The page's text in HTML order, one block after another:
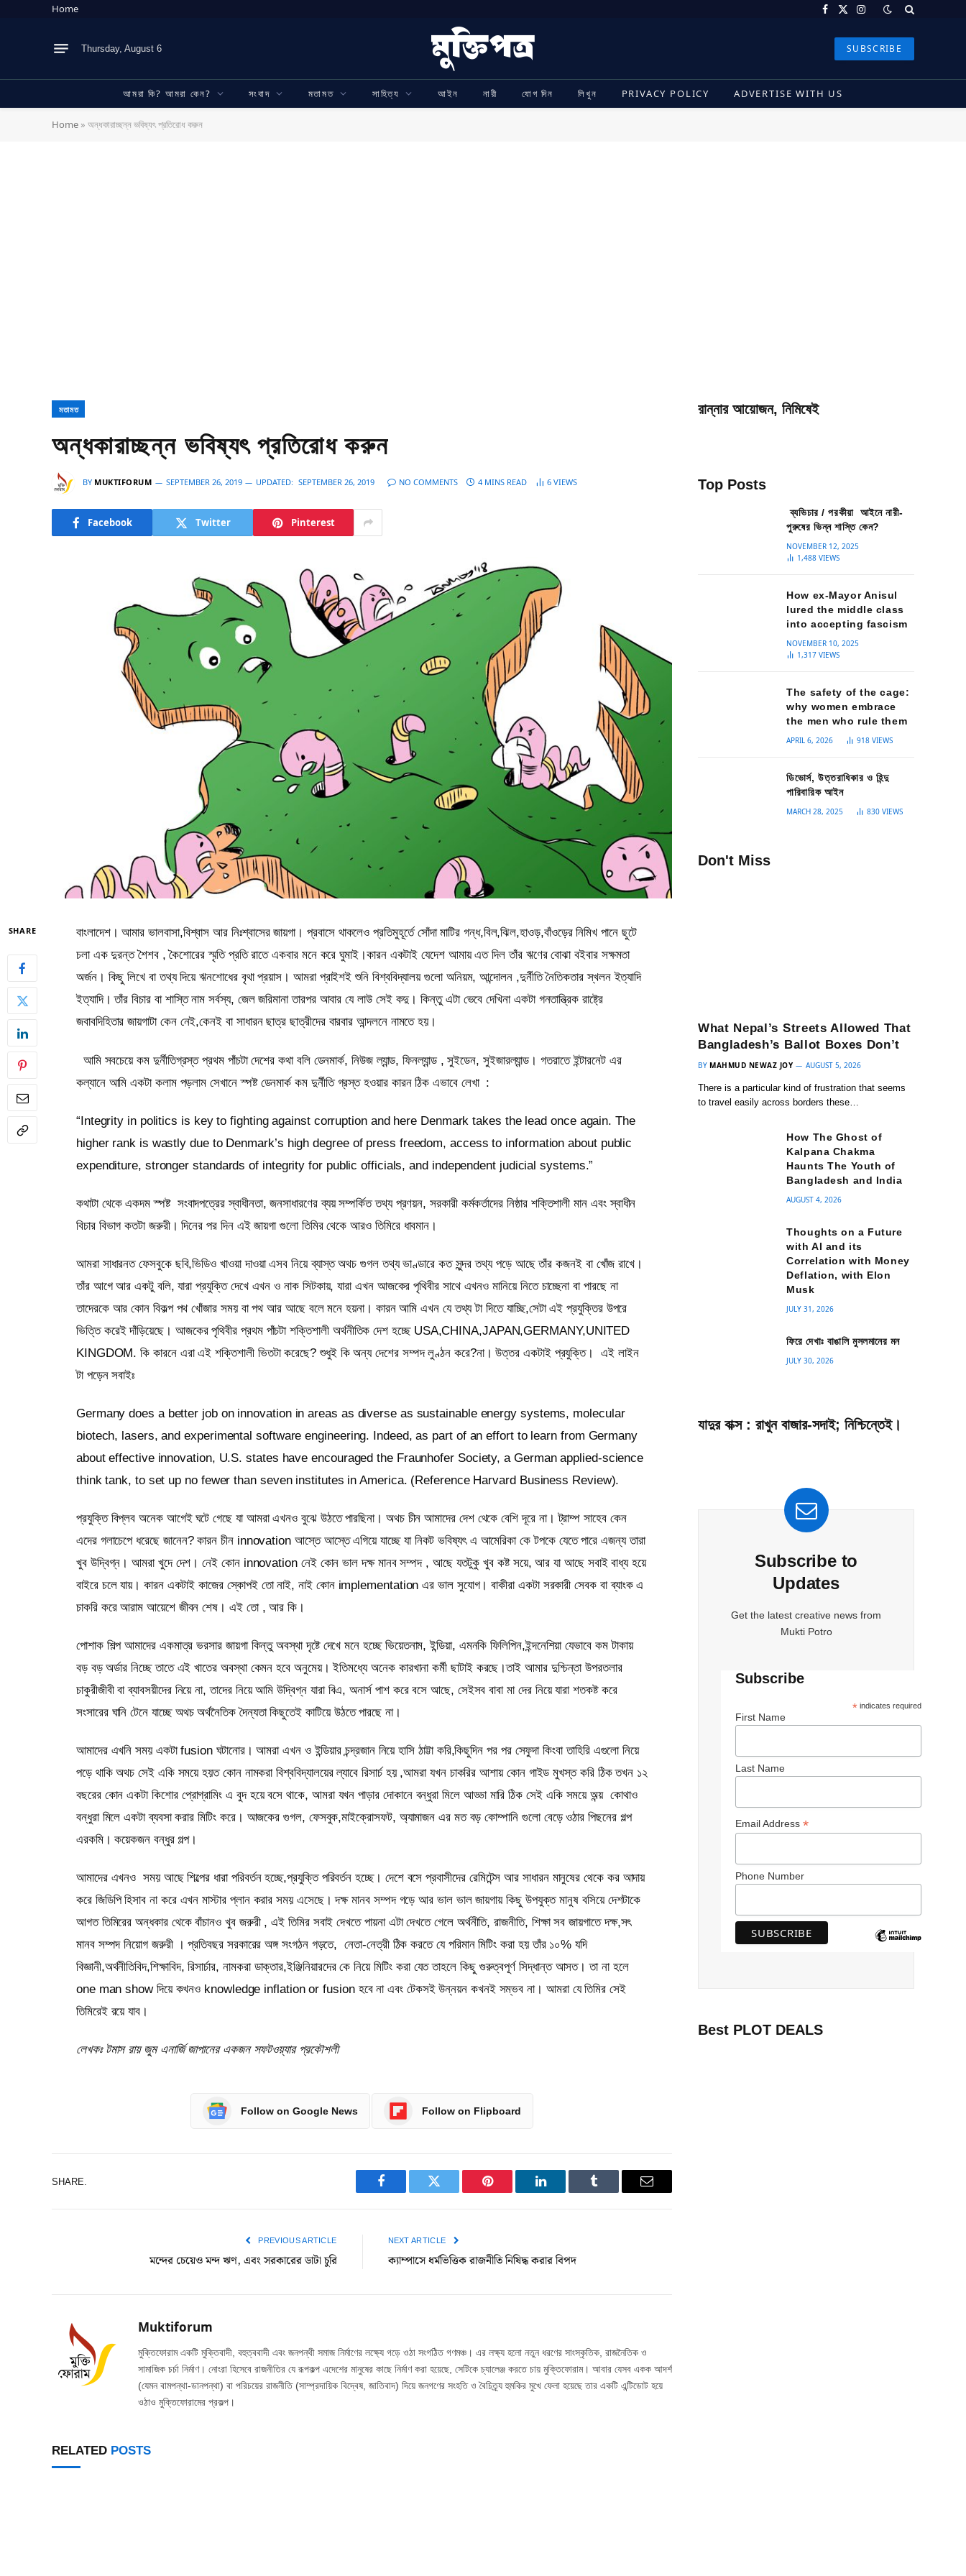
Home Facebook
X
Instagram
Thursday, August 6 SUBSCRIBE
আমরা কি? আমরা কেন? সংবাদ মতামত সাহিত্য আইন নারী যোগ দিন লিখুন PRIVACY POLICY ADVERTISE WITH US
Home » অন্ধকারাচ্ছন্ন ভবিষ্যৎ প্রতিরোধ করুন
মতামত
অন্ধকারাচ্ছন্ন ভবিষ্যৎ প্রতিরোধ করুন
BY MUKTIFORUM SEPTEMBER 26, 2019 UPDATED: SEPTEMBER 26, 2019 NO COMMENTS 4 MINS READ 6 VIEWS
Facebook Twitter Pinterest
SHARE
বাংলাদেশ। আমার ভালবাসা,বিশ্বাস আর নিঃশ্বাসের জায়গা। প্রবাসে থাকলেও প্রতিমুহূর্তে সোঁদা মাটির গন্ধ,বিল,ঝিল,হাওড়,বাঁওড়ের নিমিখ পানে ছুটে
চলা এক দুরন্ত শৈশব , কৈশোরের স্মৃতি প্রতি রাতে একবার মনে করে ঘুমাই।কারন একটাই যেদেশ আমায় এত দিল তাঁর ঋণের বোঝা বইবার সক্ষমতা
অর্জন। কিছু লিখে বা তথ্য দিয়ে ঋনশোধের বৃথা প্রয়াস। আমরা প্রাইশই শুনি বিশ্ববিদ্যালয় গুলো অনিয়ম, আন্দোলন ,দুর্নীতি নৈতিকতার স্খলন ইত্যাদি
ইত্যাদি। তাঁর বিচার বা শাস্তি নাম সর্বস্য, জেল জরিমানা তারপর আবার যে লাউ সেই কদু। কিন্তু এটা ভেবে দেখিনা একটা গনতান্ত্রিক রাষ্ট্রে
জবাবদিহিতার জায়গাটা কেন নেই,কেনই বা সাধারন ছাত্র ছাত্রীদের বারবার আন্দলনে নামতে হয়।
আমি সবচেয়ে কম দুর্নীতিগ্রস্ত প্রথম পাঁচটা দেশের কথা বলি ডেনমার্ক, নিউজ ল্যান্ড, ফিনল্যান্ড , সুইডেন, সুইজারল্যান্ড। গতরাতে ইন্টারনেট এর
কল্যানে আমি একটা কলাম পড়লাম সেখানে স্পষ্ট ডেনমার্ক কম দুর্নীতি গ্রস্ত হওয়ার কারন ঠিক এভাবে লেখা :
“Integrity in politics is key to fighting against corruption and here Denmark takes the lead once again. The
higher rank is wastly due to Denmark’s high degree of press freedom, access to information about public
expenditure, stronger standards of integrity for public officials, and independent judicial systems.”
কথাটা থেকে একদম স্পষ্ট সংবাদপত্রের স্বাধীনতা, জনসাধারণের ব্যয় সম্পর্কিত তথ্য প্রণয়ন, সরকারী কর্মকর্তাদের নিষ্ঠার শক্তিশালী মান এবং স্বাধীন
বিচার বিভাগ কতটা জরুরী। দিনের পর দিন এই জায়গা গুলো তিমির থেকে আরও তিমিরে ধাবমান।
আমরা সাধারনত ফেসবুকে ছবি,ভিডিও খাওয়া দাওয়া এসব নিয়ে ব্যাস্ত অথচ গুগল তথ্য ভাণ্ডারে কত সুন্দর তথ্য পড়ে আছে তাঁর কজনই বা খোঁজ রাখে।
তাঁর আগে আর একটু বলি, যারা প্রযুক্তি দেখে এখন ও নাক সিটকায়, যারা এখন আজকের পৃথিবীর সাথে এখনও মানিয়ে নিতে চাচ্ছেনা বা পারছে না
তাদেরকে আর কোন বিকল্প পথ খোঁজার সময় বা পথ আর আছে বলে মনে হয়না। কারন আমি এখন যে তথ্য টা দিতে যাচ্ছি,সেটা এই প্রযুক্তির উপরে
ভিত্তি করেই দাঁড়িয়েছে। আজকের পৃথিবীর প্রথম পাঁচটা শক্তিশালী অর্থনীতিক দেশ হচ্ছে USA,CHINA,JAPAN,GERMANY,UNITED
KINGDOM. কি কারনে এরা এই শক্তিশালী ভিতটা করেছে? শুধুই কি অন্য দেশের সম্পদ লুণ্ঠন করে?না। উত্তর একটাই প্রযুক্তি।
এই লাইন
টা পড়েন সবাইঃ
Germany does a better job on innovation in areas as diverse as sustainable energy systems, molecular
biotech, lasers, and experimental software engineering. Indeed, as part of an effort to learn from Germany
about effective innovation, U.S. states have encouraged the Fraunhofer Society, a German applied-science
think tank, to set up no fewer than seven institutes in America. (Reference Harvard Business Review).
প্রযুক্তি বিপ্লব অনেক আগেই ঘটে গেছে যা আমরা এখনও বুঝে উঠতে পারছিনা। অথচ চীন আমাদের দেশ থেকে বেশি দূরে না। ট্রাম্প সাহেব কেন
এদের গলাচেপে ধরেছে জানেন? কারন চীন innovation আস্তে আস্তে এগিয়ে যাচ্ছে যা নিকট ভবিষ্যৎ এ আমেরিকা কে টপকে যেতে পারে এজন্য তারা
খুব উদ্বিগ্ন। আমরা খুদে দেশ। নেই কোন innovation নেই কোন ভাল দক্ষ মানব সম্পদ , আছে যতটুকু খুব কষ্ট সয়ে, আর যা আছে সবাই বাধ্য হয়ে
বাইরে চলে যায়। কারন একটাই কাজের স্কোপই তো নাই, নাই কোন implementation এর ভাল সুযোগ। বাকীরা একটা সরকারী সেবক বা ব্যাংক এ
চাকরি করে আরাম আয়েশে জীবন শেষ। এই তো , আর কি।
পোশাক শিল্প আমাদের একমাত্র ভরসার জায়গা কিন্তু অবস্থা দৃষ্টে দেখে মনে হচ্ছে ভিয়েতনাম, ইন্ডিয়া, এমনকি ফিলিপিন,ইন্দনেশিয়া যেভাবে কম টাকায়
বড় বড় অর্ডার নিচ্ছে তাতে এই খাতের অবস্থা কেমন হবে অনুমেয়। ইতিমধ্যে অনেক কারখানা কর্মী ছাটাই করছে।তাই আমার দুশ্চিন্তা উপরতলার
চাকুরীজীবী বা ব্যাবসয়ীদের নিয়ে না, তাদের নিয়ে আমি উদ্বিগ্ন যারা বিএ, অনার্স পাশ করে বসে আছে, সেইসব বাবা মা দের নিয়ে যারা শতকষ্ট করে
সংসারের ঘানি টেনে যাচ্ছে অথচ অর্থনৈতিক দৈন্যতা কিছুতেই কাটিয়ে উঠতে পারছে না।
আমাদের এখনি সময় একটা fusion ঘটানোর। আমরা এখন ও ইন্ডিয়ার চন্দ্রজান নিয়ে হাসি ঠাট্টা করি,কিছুদিন পর পর সেফুদা কিংবা তাহিরি এগুলো নিয়ে
পড়ে থাকি অথচ সেই একি সময়ে হয়ত কোন নামকরা বিশ্ববিদ্যালয়ের ল্যাবে রিসার্চ হয় ,আমরা যখন চাকরির আশায় কোন গাইড মুখস্ত করি ঠিক তখন ১২
বছরের কোন একটা কিশোর প্রোগ্রামিং এ বুদ হয়ে বসে থাকে, আমরা যখন পাড়ার দোকানে বন্ধুরা মিলে আড্ডা মারি ঠিক সেই একি সময়ে অন্য় কোথাও
বন্ধুরা মিলে একটা ব্যবসা করার মিটিং করে। আজকের গুগল, ফেসবুক,মাইক্রোসফট, অ্যামাজন এর মত বড় কোম্পানি গুলো বেড়ে ওঠার পিছনের গল্প
এরকমি। কয়েকজন বন্ধুর গল্প।
আমাদের এখনও সময় আছে শিল্পের ধারা পরিবর্তন হচ্ছে,প্রযুক্তি পরিবর্তন হচ্ছে। দেশে বসে প্রবাসীদের রেমিটেন্স আর সাধারন মানুষের থেকে কর আদায়
করে জিডিপি হিসাব না করে এখন মাস্টার প্লান করার সময় এসেছে। দক্ষ মানব সম্পদ গড়ে আর ভাল ভাল জায়গায় কিছু উপযুক্ত মানুষ বসিয়ে দেশটাকে
আগত তিমিরের অন্ধকার থেকে বাঁচানও খুব জরুরী , এই তিমির সবাই দেখতে পায়না এটা দেখতে গেলে অর্থনীতি, রাজনীতি, শিক্ষা সব জায়গাতে দক্ষ,সৎ
মানব সম্পদ নিয়োগ জরুরী । প্রতিবছর সরকারের অঙ্গ সংগঠন গড়তে, নেতা-নেত্রী ঠিক করতে যে পরিমান মিটিং করা হয় তাঁর ১০% যদি
বিজ্ঞানী,অর্থনীতিবিদ,শিক্ষাবিদ, রিসার্চার, নামকরা ডাক্তার,ইঞ্জিনিয়ারদের কে নিয়ে মিটিং করা যেত তাহলে কিছু গুরুত্বপূর্ণ সিদ্ধান্ত আসত। তা না হলে
one man show দিয়ে কখনও knowledge inflation or fusion হবে না এবং টেকসই উন্নয়ন কখনই সম্ভব না। আমরা যে তিমির সেই
তিমিরেই রয়ে যাব।
লেখকঃ টমাস রায় জুম এনার্জি জাপানের একজন সফটওয়্যার প্রকৌশলী
Follow on Google News Follow on Flipboard
SHARE.
Facebook Twitter Pinterest LinkedIn Tumblr Email
PREVIOUS ARTICLE
মন্দের চেয়েও মন্দ ঋণ, এবং সরকারের ডাটা চুরি
NEXT ARTICLE
ক্যাম্পাসে ধর্মভিত্তিক রাজনীতি নিষিদ্ধ করার বিপদ
Muktiforum
মুক্তিফোরাম একটি মুক্তিবাদী, বহুত্ববাদী এবং জনপন্থী সমাজ নির্মাণের লক্ষ্যে গড়ে ওঠা সংগঠিত গণমঞ্চ। এর লক্ষ্য হলো নতুন ধরণের সাংস্কৃতিক, রাজনৈতিক ও
সামাজিক চর্চা নির্মাণ। নোংরা হিসেবে রাজনীতির যে রূপকল্প এদেশের মানুষের কাছে নির্মাণ করা হয়েছে, সেটিকে চ্যালেঞ্জ করতে চায় মুক্তিফোরাম। আবার যেসব একক আদর্শ
(যেমন বামপন্থা-ডানপন্থা) বা পরিচয়ের রাজনীতি (সাম্প্রদায়িক বিদ্বেষ, জাতিবাদ) দিয়ে জনগণের সংহতি ও বৈচিত্র্য হুমকির মুখে ফেলা হয়েছে তার একটি এন্টিডোট হয়ে
ওঠাও মুক্তিফোরামের প্রকল্প।
RELATED POSTS
রান্নার আয়োজন, নিমিষেই
Top Posts
ব্যভিচার / পরকীয়া আইনে নারী-
পুরুষের ভিন্ন শাস্তি কেন?
NOVEMBER 12, 2025
1,488VIEWS
How ex-Mayor Anisul
lured the middle class
into accepting fascism
NOVEMBER 10, 2025
1,317VIEWS
The safety of the cage:
why women embrace
the men who rule them
APRIL 6, 2026 918VIEWS
ডিভোর্স, উত্তরাধিকার ও হিন্দু
পারিবারিক আইন
MARCH 28, 2025 830VIEWS
Don't Miss
What Nepal’s Streets Allowed That
Bangladesh’s Ballot Boxes Don’t
BY MAHMUD NEWAZ JOY AUGUST 5, 2026
There is a particular kind of frustration that seems
to travel easily across borders these…
How The Ghost of
Kalpana Chakma
Haunts The Youth of
Bangladesh and India
AUGUST 4, 2026
Thoughts on a Future
with AI and its
Correlation with Money
Deflation, with Elon
Musk
JULY 31, 2026
ফিরে দেখাঃ বাঙালি মুসলমানের মন
JULY 30, 2026
যাদুর বাক্স : রাখুন বাজার-সদাই; নিশ্চিন্তেই।
Subscribe to
Updates
Get the latest creative news from
Mukti Potro
Subscribe
* indicates required
First Name
Last Name
Email Address*
Phone Number
Best PLOT DEALS